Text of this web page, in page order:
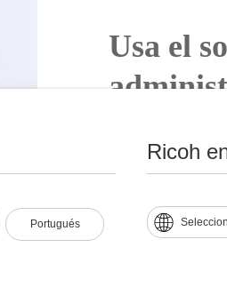
Portugués
Ricoh
Usa el
Simplifica el
multifunción (MFP)